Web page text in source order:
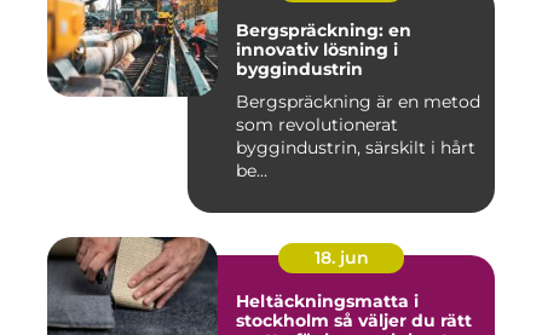
Bergspräckning: en
innovativ lösning i
byggindustrin
Bergspräckning är en metod
som revolutionerat
byggindustrin, särskilt i hårt
be...
18. jun
Heltäckningsmatta i
stockholm så väljer du rätt